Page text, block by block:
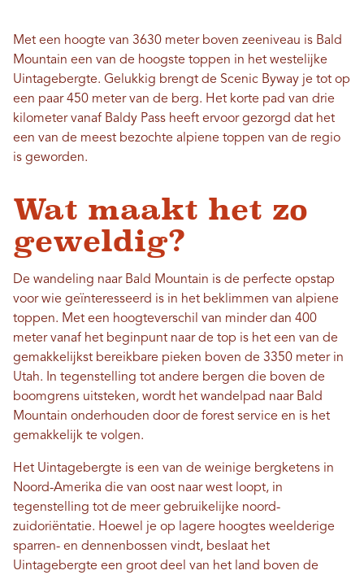
Met een hoogte van 3630 meter boven zeeniveau is Bald
Mountain een van de hoogste toppen in het westelijke
Uintagebergte. Gelukkig brengt de Scenic Byway je tot op
een paar 450 meter van de berg. Het korte pad van drie
kilometer vanaf Baldy Pass heeft ervoor gezorgd dat het
een van de meest bezochte alpiene toppen van de regio
is geworden.
Wat maakt het zo
geweldig?
De wandeling naar Bald Mountain is de perfecte opstap
voor wie geïnteresseerd is in het beklimmen van alpiene
toppen. Met een hoogteverschil van minder dan 400
meter vanaf het beginpunt naar de top is het een van de
gemakkelijkst bereikbare pieken boven de 3350 meter in
Utah. In tegenstelling tot andere bergen die boven de
boomgrens uitsteken, wordt het wandelpad naar Bald
Mountain onderhouden door de forest service en is het
gemakkelijk te volgen.
Het Uintagebergte is een van de weinige bergketens in
Noord-Amerika die van oost naar west loopt, in
tegenstelling tot de meer gebruikelijke noord-
zuidoriëntatie. Hoewel je op lagere hoogtes weelderige
sparren- en dennenbossen vindt, beslaat het
Uintagebergte een groot deel van het land boven de